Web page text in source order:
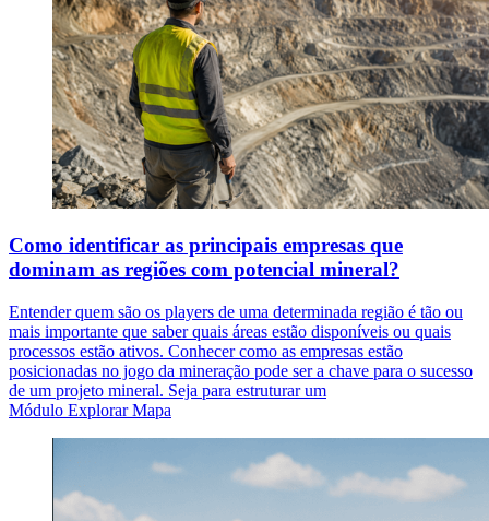
Como identificar as principais empresas que
dominam as regiões com potencial mineral?
Entender quem são os players de uma determinada região é tão ou
mais importante que saber quais áreas estão disponíveis ou quais
processos estão ativos. Conhecer como as empresas estão
posicionadas no jogo da mineração pode ser a chave para o sucesso
de um projeto mineral. Seja para estruturar um
Módulo Explorar Mapa